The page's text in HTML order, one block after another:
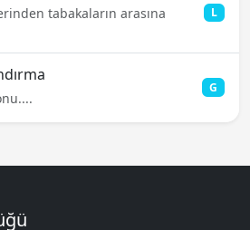
tabakaların arasına
L
G